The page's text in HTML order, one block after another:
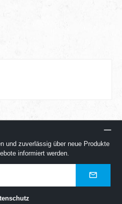
und zuverlässig über neue Produkte
informiert werden.